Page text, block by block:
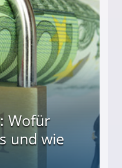
Wofür
und wie